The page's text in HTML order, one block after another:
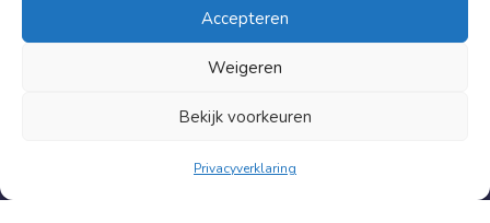
Accepteren
Weigeren
Bekijk voorkeuren
Privacyverklaring